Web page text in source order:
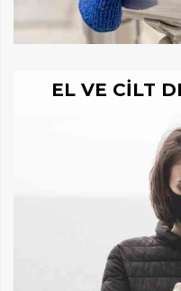
EL VE CILT